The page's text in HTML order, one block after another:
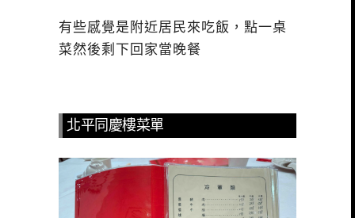
有些感覺是附近居民來吃飯，點一桌
菜然後剩下回家當晚餐
北平同慶樓菜單